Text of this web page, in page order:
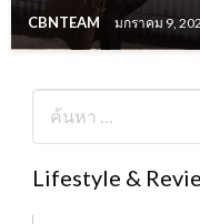
CBNTEAM มกราคม 9,
Lifestyle &